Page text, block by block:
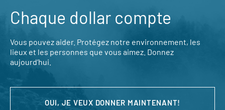
Chaque dollar compte
Vous pouvez aider. Protégez notre environnement, les
lieux et les personnes que vous aimez. Donnez
aujourd’hui.
OUI, JE VEUX DONNER MAINTENANT!